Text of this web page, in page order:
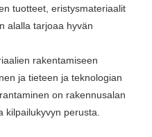
tuotteet, eristysmateriaalit
alalla tarjoaa hyvän
rakentamiseen
ja tieteen ja teknologian
on rakennusalan
kilpailukyvyn perusta.